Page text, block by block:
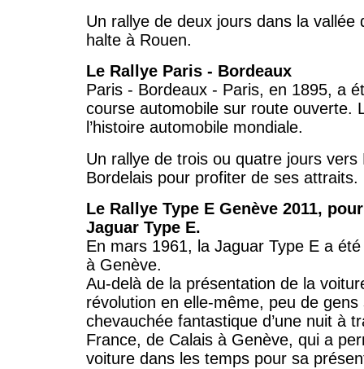
Un rallye de deux jours dans la vallée
halte à Rouen.
Le Rallye Paris - Bordeaux
Paris - Bordeaux - Paris, en 1895, a
course automobile sur route ouverte.
l’histoire automobile mondiale.
Un rallye de trois ou quatre jours vers
Bordelais pour profiter de ses attraits.
Le Rallye Type E Genève 2011,
Jaguar Type E.
En mars 1961, la Jaguar Type E a
à Genève.
Au-delà de la présentation de la
révolution en elle-même, peu de gens
chevauchée fantastique d’une nuit à
France, de Calais à Genève, qui a
voiture dans les temps pour sa